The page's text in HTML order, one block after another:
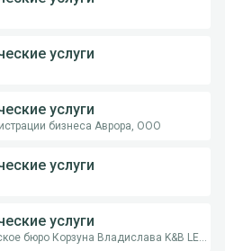
услуги
услуги
бизнеса Аврора, ООО
услуги
услуги
Юридическое бюро Корзуна Владислава K&B LEGAL